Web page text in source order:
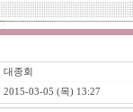
대종회
2015-03-05 (목) 13:27